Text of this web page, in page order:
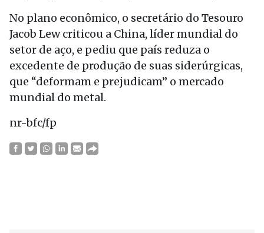
No plano econômico, o secretário do Tesouro
Jacob Lew criticou a China, líder mundial do
setor de aço, e pediu que país reduza o
excedente de produção de suas siderúrgicas,
que “deformam e prejudicam” o mercado
mundial do metal.
nr-bfc/fp